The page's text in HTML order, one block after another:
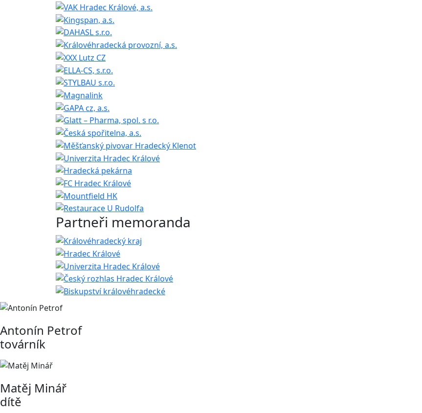
Partneři memoranda
Antonín Petrof
továrník
Matěj Minář
dítě